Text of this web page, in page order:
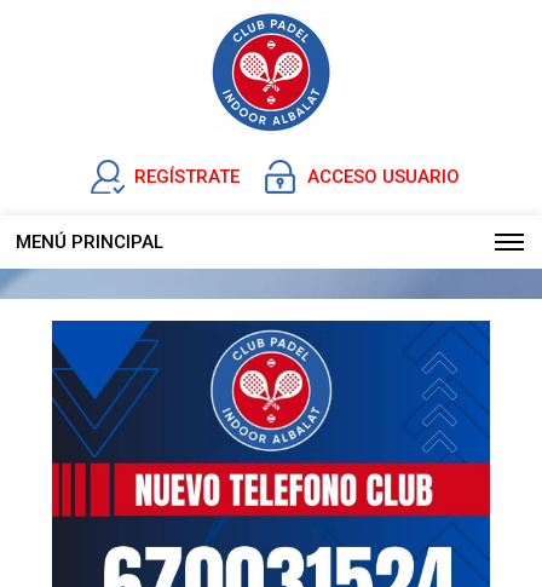
REGÍSTRATE ACCESO USUARIO
MENÚ PRINCIPAL